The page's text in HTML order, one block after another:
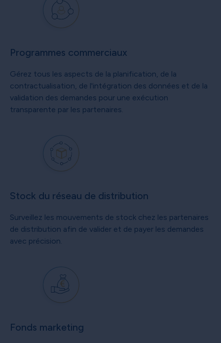
Programmes commerciaux
Gérez tous les aspects de la planification, de la
contractualisation, de l'intégration des données et de la
validation des demandes pour une exécution
transparente par les partenaires.
Stock du réseau de distribution
Surveillez les mouvements de stock chez les partenaires
de distribution afin de valider et de payer les demandes
avec précision.
Fonds marketing